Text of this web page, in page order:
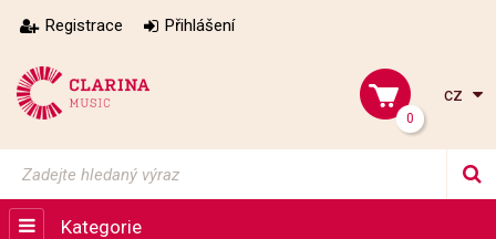
Registrace Přihlášení
0
cz
Kategorie